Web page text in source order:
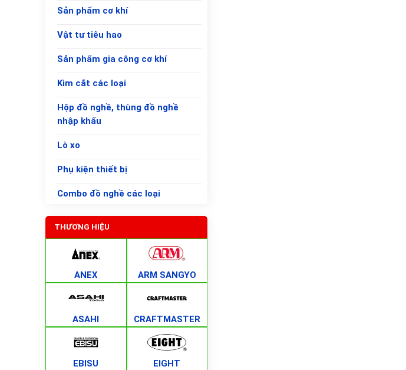
Sản phẩm cơ khí
Vật tư tiêu hao
Sản phẩm gia công cơ khí
Kìm cắt các loại
Hộp đồ nghề, thùng đồ nghề
nhập khẩu
Lò xo
Phụ kiện thiết bị
Combo đồ nghề các loại
THƯƠNG HIỆU
ANEX ARM SANGYO
ASAHI CRAFTMASTER
EBISU EIGHT